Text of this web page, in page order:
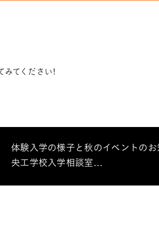
てください！
体験入学の様子と秋のイベントのお
央工学校入学相談室…